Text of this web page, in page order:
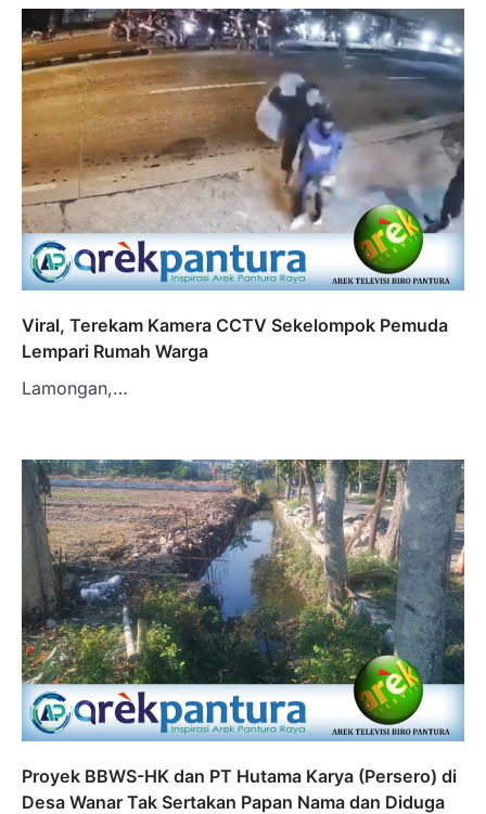
Viral, Terekam Kamera CCTV Sekelompok Pemuda
Lempari Rumah Warga
Lamongan,…
Proyek BBWS-HK dan PT Hutama Karya (Persero) di
Desa Wanar Tak Sertakan Papan Nama dan Diduga